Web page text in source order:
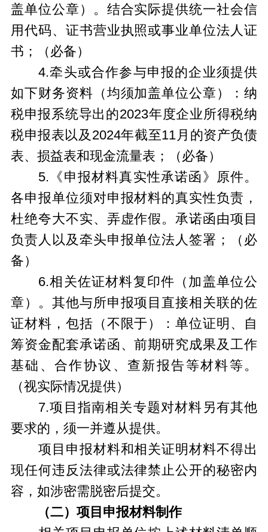
盖单位公章）。结合实际提供统一社会信
用代码、证书营业执照或事业单位法人证
书；（必备）
4.牵头或合作参与申报的企业须提供
如下财务资料（均须加盖单位公章 ）：纳
税申报系统导出的2023年度企业所得税纳
税申报表以及2024年截至11月的资产负债
表、损益表和现金流量表；（必备）
5.《申报材料真实性承诺函》原件。
各申报单位须对申报材料的真实性负责，
杜绝夸大不实、弄虚作假。承诺函由项目
负责人以及牵头申报单位法人签署；（必
备）
6.相关佐证材料复印件（加盖单位公
章 ）。其他与所申报项目直接相关联的佐
证材料，包括（不限于）：单位证明、自
筹资金配套承诺函、前期研究成果及工作
基础、合作协议、查新报告等材料等。
（视实际情况提供）
7.项目指南相关专题对材料另有其他
要求的，须一并遵从提供。
项目申报材料和相关证明材料不得出
现任何违反法律或法律禁止公开的秘密内
容，如涉密需脱密后提交。
（二）项目申报材料制作